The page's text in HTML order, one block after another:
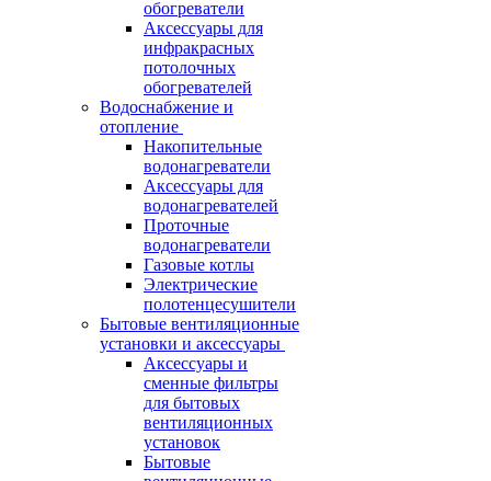
обогреватели
Аксессуары для
инфракрасных
потолочных
обогревателей
Водоснабжение и
отопление
Накопительные
водонагреватели
Аксессуары для
водонагревателей
Проточные
водонагреватели
Газовые котлы
Электрические
полотенцесушители
Бытовые вентиляционные
установки и аксессуары
Аксессуары и
сменные фильтры
для бытовых
вентиляционных
установок
Бытовые